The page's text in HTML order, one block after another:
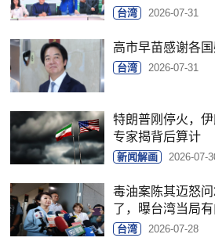
台湾 2026-07-31
高市早苗感谢各
台湾 2026-07-31
特朗普刚停火，
专家揭背后算计
新闻解画 2026-07-
毒油案陈其迈怒
了，曝台湾当局
台湾 2026-07-28